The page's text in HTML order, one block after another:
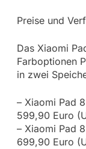
Preise und
Das Xiaomi
Farboptionen
in zwei
– Xiaomi Pad
599,90 Euro
– Xiaomi Pad
699,90 Euro